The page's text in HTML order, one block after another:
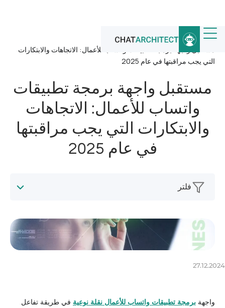
الرئيسية / أخبار /
مستقبل واجهة برمجة تطبيقات واتساب للأعمال: الاتجاهات والابتكارات
التي يجب مراقبتها في عام 2025
مستقبل واجهة برمجة تطبيقات
واتساب للأعمال: الاتجاهات
والابتكارات التي يجب مراقبتها
في عام 2025
27.12.2024
واجهة برمجة تطبيقات واتساب للأعمال نقلة نوعية في طريقة تفاعل
فلتر